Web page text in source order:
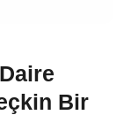
Bir